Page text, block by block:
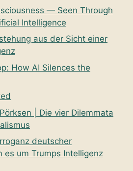
— Seen Through
Intelligence
aus der Sicht einer
How AI Silences the
| Die vier Dilemmata
deutscher
es um Trumps Intelligenz